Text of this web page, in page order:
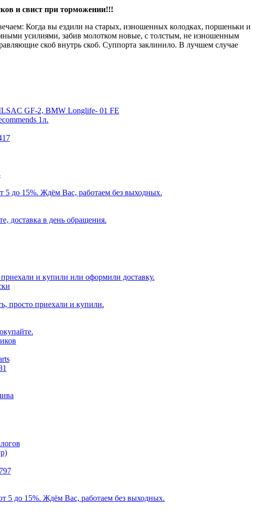
и свист при торможении!!!
Когда вы ездили на старых, изношенных колодках, поршеньки и
усилиями, забив молотком новые, с толстым, не изношенным
скоб внутрь скоб. Суппорта заклинило. В лучшем случае
1л.